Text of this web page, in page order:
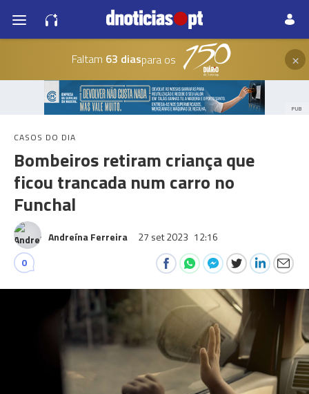
Faltam 63 diaspara os ×
PUB
CASOS DO DIA
Bombeiros retiram criança que
ficou trancada num carro no
Funchal
Andreína Ferreira 27 set 2023 12:16
0